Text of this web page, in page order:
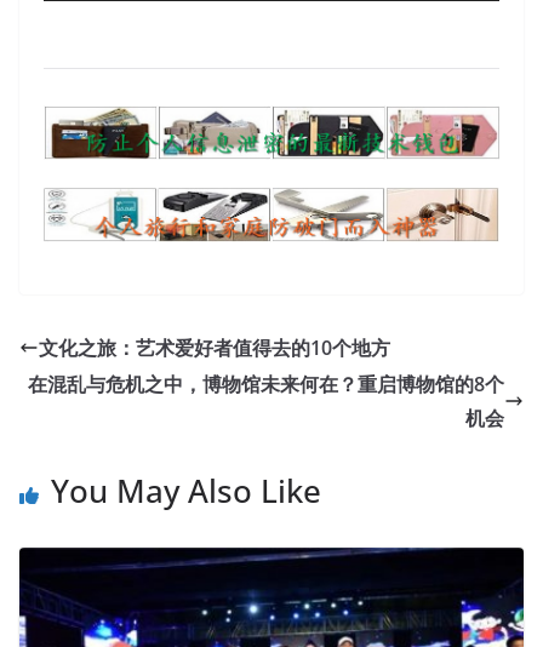
文化之旅：艺术爱好者值得去的10个地方
在混乱与危机之中，博物馆未来何在？重启博物馆的8个
机会
You May Also Like